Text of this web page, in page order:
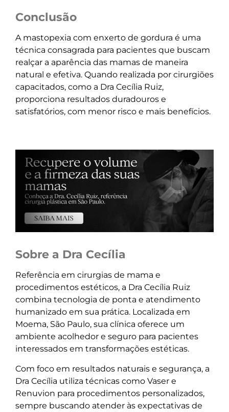
Conclusão
A mastopexia com enxerto de gordura é uma
técnica consagrada para pacientes que buscam
realçar a aparência das mamas de maneira
natural e efetiva. Quando realizada por cirurgiões
capacitados, como a Dra Cecília Ruiz,
proporciona resultados duradouros e
satisfatórios, com menor risco e mais benefícios.
Sobre a Dra Cecília
Referência em cirurgias de mama e
procedimentos estéticos, a Dra Cecília Ruiz
combina tecnologia de ponta e atendimento
humanizado em sua prática. Localizada em
Moema, São Paulo, sua clínica oferece um
ambiente acolhedor e seguro para pacientes
interessados em transformações estéticas.
Com foco em resultados naturais e segurança, a
Dra Cecília utiliza técnicas como Vaser e
Renuvion para procedimentos personalizados,
sempre buscando atender às expectativas de